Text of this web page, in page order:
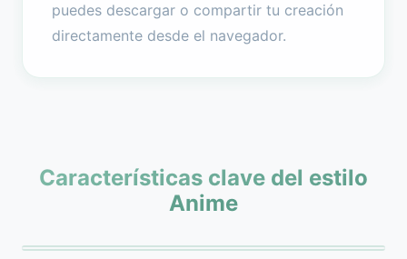
puedes descargar o compartir tu creación
directamente desde el navegador.
Características clave del estilo
Anime